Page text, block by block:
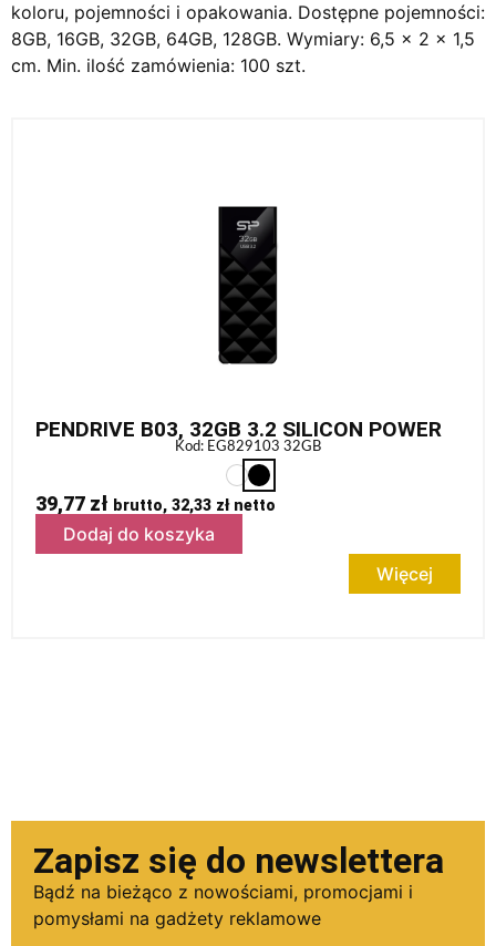
koloru, pojemności i opakowania. Dostępne pojemności:
8GB, 16GB, 32GB, 64GB, 128GB. Wymiary: 6,5 x 2 x 1,5
cm. Min. ilość zamówienia: 100 szt.
PENDRIVE B03, 32GB 3.2 SILICON POWER
Kod: EG829103 32GB
39,77 zł brutto, 32,33 złnetto
Dodaj do koszyka
Więcej
Zapisz się do newslettera
Bądź na bieżąco z nowościami, promocjami i
pomysłami na gadżety reklamowe